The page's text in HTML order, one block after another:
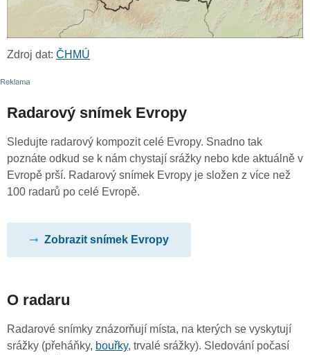
Zdroj dat: ČHMÚ
Radarový snímek Evropy
Sledujte radarový kompozit celé Evropy. Snadno tak
poznáte odkud se k nám chystají srážky nebo kde aktuálně v
Evropě prší. Radarový snímek Evropy je složen z více než
100 radarů po celé Evropě.
Zobrazit snímek Evropy
O radaru
Radarové snímky znázorňují místa, na kterých se vyskytují
srážky (přeháňky, bouřky, trvalé srážky). Sledování počasí